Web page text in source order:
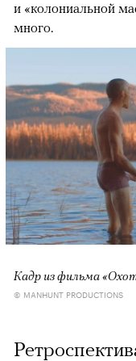
и «колониальной
много.
Кадр из фильма
© MANHUNT PRODUCTIONS